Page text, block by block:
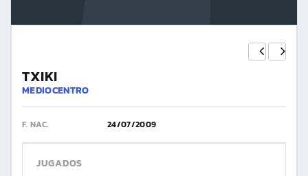
TXIKI
MEDIOCENTRO
F. NAC. 24/07/2009
JUGADOS